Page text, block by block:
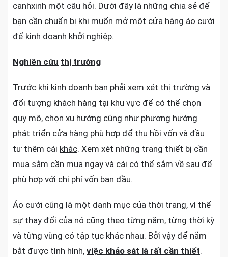
chuẩn
bị
canhxinh một câu hỏi. Dưới đây là những chia sẻ để
bạn cần chuẩn bị khi muốn mở một cửa hàng áo cưới
để kinh doanh khởi nghiệp.
Nghiên cứu thị trường
Trước khi kinh doanh bạn phải xem xét thị trường và
đối tượng khách hàng tại khu vực để có thể chọn
quy mô, chọn xu hướng cũng như phương hướng
phát triển cửa hàng phù hợp để thu hồi vốn và đầu
tư thêm cái khác. Xem xét những trang thiết bị cần
mua sắm cần mua ngay và cái có thể sắm về sau để
phù hợp với chi phí vốn ban đầu.
Áo cưới cũng là một danh mục của thời trang, vì thế
sự thay đổi của nó cũng theo từng năm, từng thời kỳ
và từng vùng có tập tục khác nhau. Bởi vậy để nắm
bắt được tình hình, việc khảo sát là rất cần thiết.